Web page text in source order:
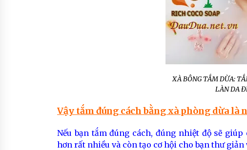
XÀ BÔNG TẮM DỪA:
LÀN DA
Vậy tắm đúng cách bằng xà phòng dừa là
Nếu bạn tắm đúng cách, đúng nhiệt độ sẽ
hơn rất nhiều và còn tạo cơ hội cho bạn thư giản